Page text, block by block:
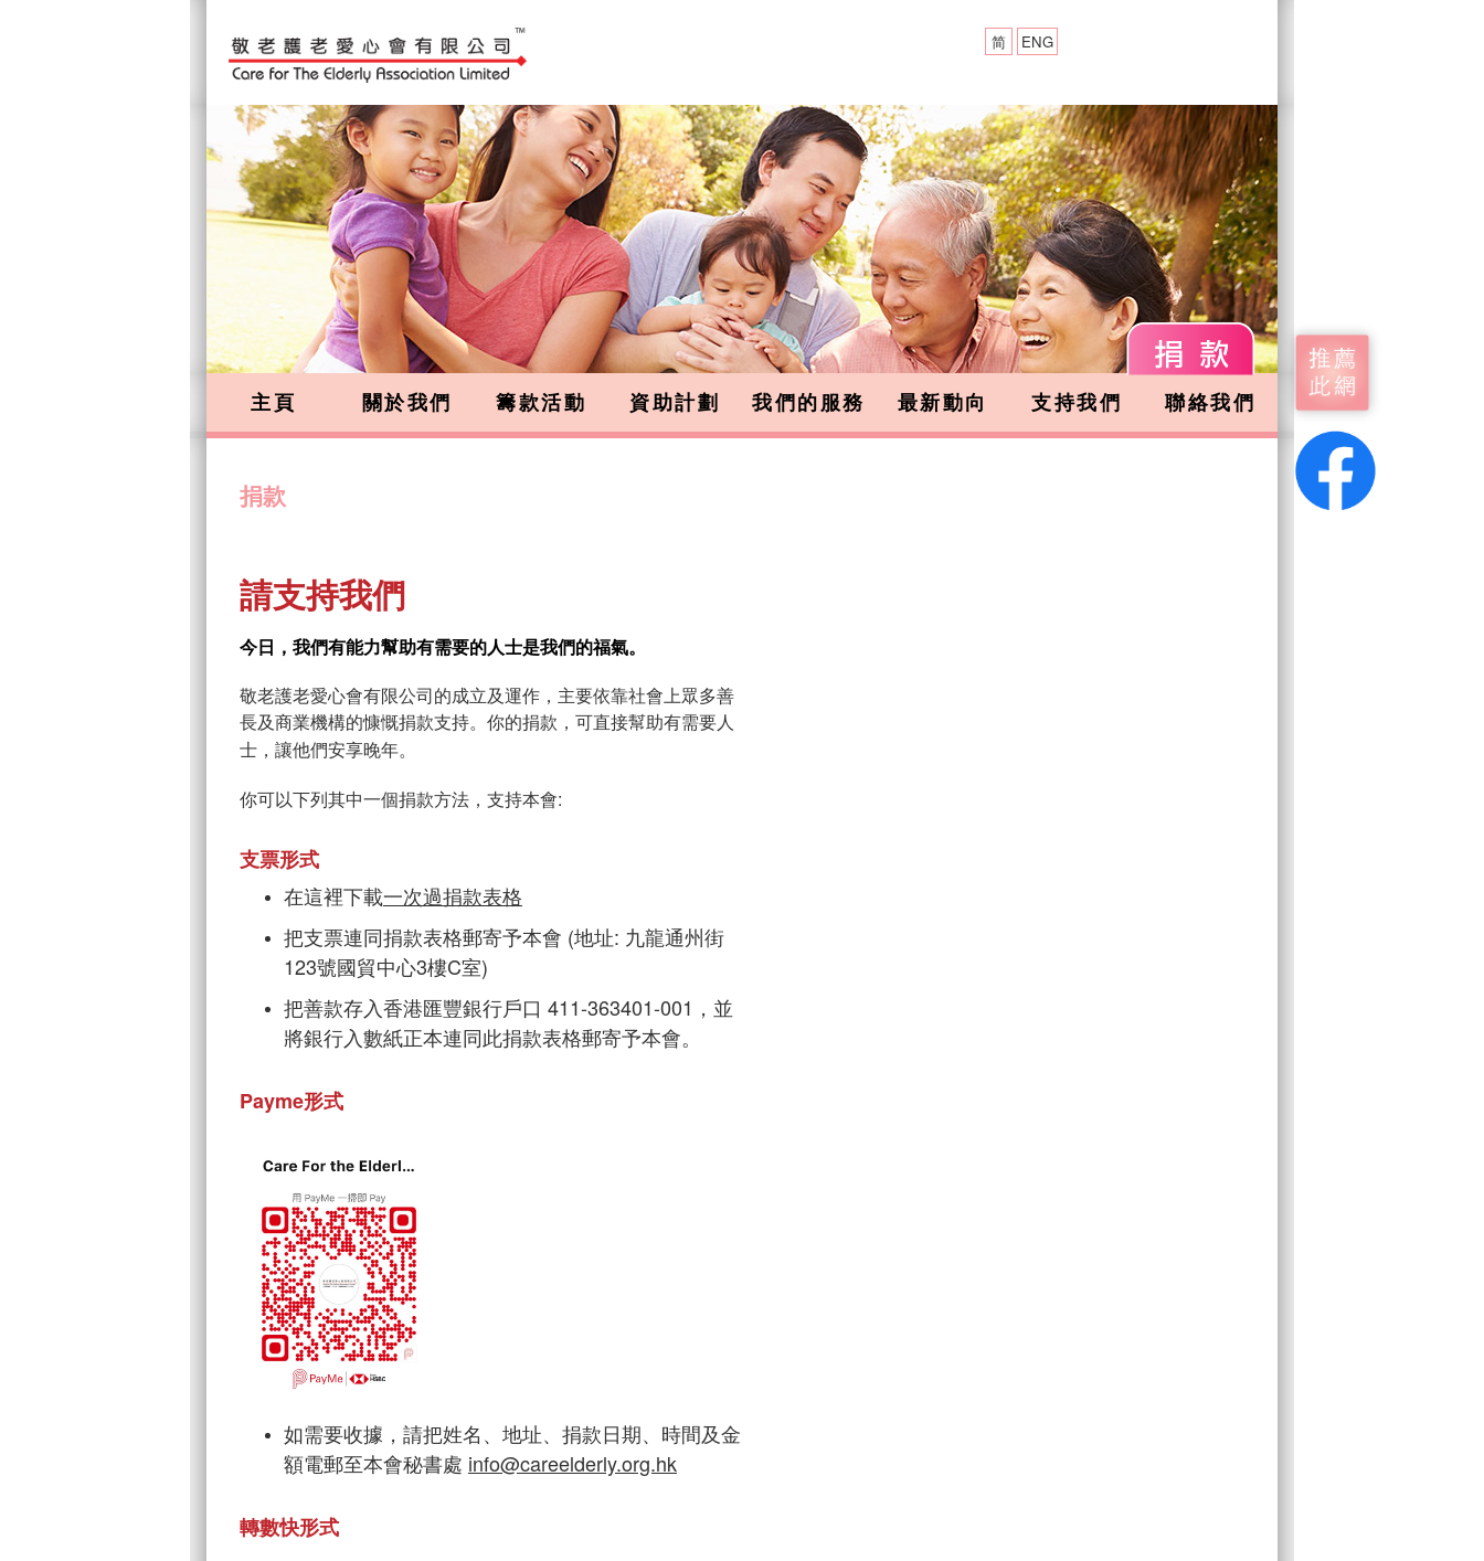
简 ENG
主頁 關於我們 籌款活動 資助計劃 我們的服務 最新動向 支持我們 聯絡我們
捐款
請支持我們
今日，我們有能力幫助有需要的人士是我們的福氣。
敬老護老愛心會有限公司的成立及運作，主要依靠社會上眾多善
長及商業機構的慷慨捐款支持。
你的捐款，可直接幫助有需要人
士 ，讓他們安享晚年。
你可以下列其中一個捐款方法，支持本會:
支票形式
在這裡下載一次過捐款表格
把支票連同捐款表格郵寄予本會 (地址: 九龍通州街
123號國貿中心3樓C室)
把善款存入香港匯豐銀行戶口 411-363401-001，並
將銀行入數紙正本連同此捐款表格郵寄予本會。
Payme形式
如需要收據，請把姓名、地址、捐款日期、時間及金
額電郵至本會秘書處 info@careelderly.org.hk
轉數快形式